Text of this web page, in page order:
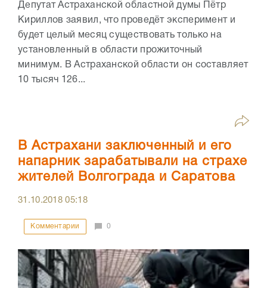
Депутат Астраханской областной думы Пётр
Кириллов заявил, что проведёт эксперимент и
будет целый месяц существовать только на
установленный в области прожиточный
минимум. В Астраханской области он составляет
10 тысяч 126...
В Астрахани заключенный и его
напарник зарабатывали на страхе
жителей Волгограда и Саратова
31.10.201805:18
Комментарии 0